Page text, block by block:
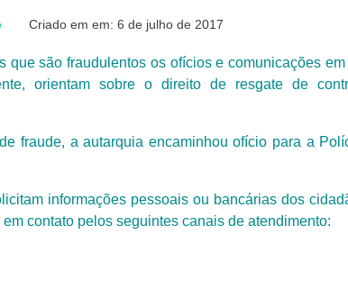
Criado em em: 6 de julho de 2017
que são fraudulentos os ofícios e comunicações
orientam sobre o direito de resgate de
fraude, a autarquia encaminhou ofício para a
informações pessoais ou bancárias dos
contato pelos seguintes canais de atendimento: